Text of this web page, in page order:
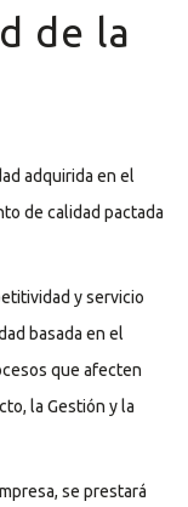
de la
adquirida en el
de calidad pactada
y servicio
basada en el
que afecten
la Gestión y la
se prestará